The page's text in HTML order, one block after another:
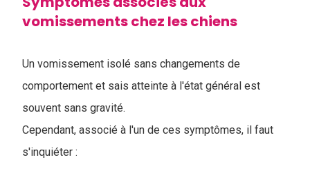
vomissements chez les chiens
Un vomissement isolé sans changements de
comportement et sais atteinte à l'état général est
souvent sans gravité.
Cependant, associé à l'un de ces symptômes, il faut
s'inquiéter :